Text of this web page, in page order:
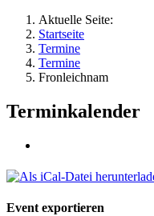
Aktuelle Seite:
Startseite
Termine
Termine
Fronleichnam
Terminkalender
Event exportieren